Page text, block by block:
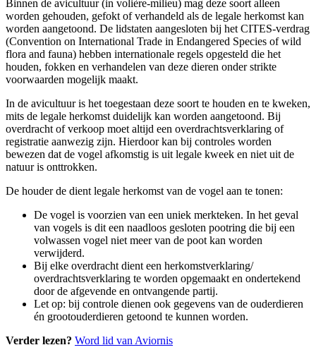
Binnen de avicultuur (in volière-milieu) mag deze soort alleen
worden gehouden, gefokt of verhandeld als de legale herkomst kan
worden aangetoond. De lidstaten aangesloten bij het CITES-verdrag
(Convention on International Trade in Endangered Species of wild
flora and fauna) hebben internationale regels opgesteld die het
houden, fokken en verhandelen van deze dieren onder strikte
voorwaarden mogelijk maakt.
In de avicultuur is het toegestaan deze soort te houden en te kweken,
mits de legale herkomst duidelijk kan worden aangetoond. Bij
overdracht of verkoop moet altijd een overdrachtsverklaring of
registratie aanwezig zijn. Hierdoor kan bij controles worden
bewezen dat de vogel afkomstig is uit legale kweek en niet uit de
natuur is onttrokken.
De houder de dient legale herkomst van de vogel aan te tonen:
De vogel is voorzien van een uniek merkteken. In het geval
van vogels is dit een naadloos gesloten pootring die bij een
volwassen vogel niet meer van de poot kan worden
verwijderd.
Bij elke overdracht dient een herkomstverklaring/
overdrachtsverklaring te worden opgemaakt en ondertekend
door de afgevende en ontvangende partij.
Let op: bij controle dienen ook gegevens van de ouderdieren
én grootouderdieren getoond te kunnen worden.
Verder lezen? Word lid van Aviornis